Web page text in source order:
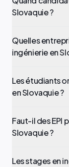
Slovaquie ?
Quelles
ingénierie en
Les étudiants
en Slovaquie ?
Faut-il des EPI
Slovaquie ?
Les stages en